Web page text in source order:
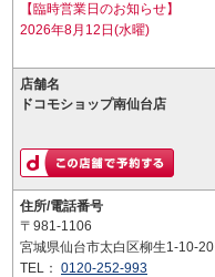
【臨時営業日のお知らせ】
2026年8月12日(水曜)
店舗名
ドコモショップ南仙台店
住所/電話番号
〒981-1106
宮城県仙台市太白区柳生1-10-20
TEL： 0120-252-993